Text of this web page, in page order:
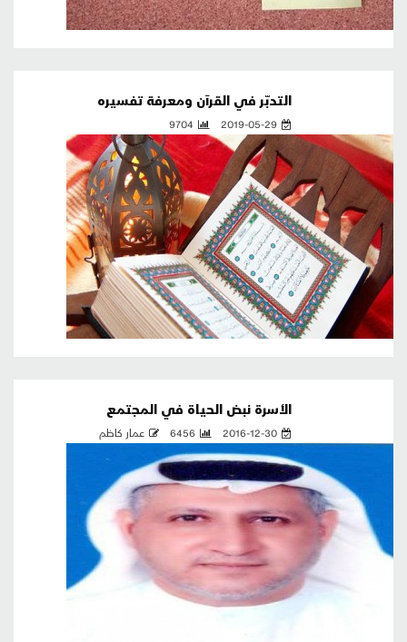
التدبّر في القرآن ومعرفة تفسيره
2019-05-29
9704
الأسرة نبض الحياة في المجتمع
2016-12-30
6456 عمار كاظم